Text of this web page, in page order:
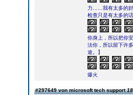
力……我有太多的好
检查只是有太多的
你身上，所以把你
法你，所以留下许
途。】
爆火
#297649 von microsoft tech support